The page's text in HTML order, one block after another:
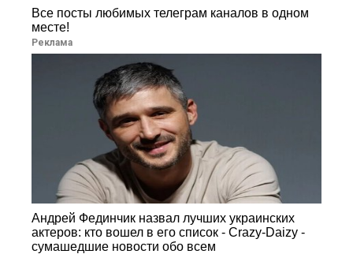
Все посты любимых телеграм каналов в одном
месте!
Реклама
Андрей Фединчик назвал лучших украинских
актеров: кто вошел в его список - Crazy-Daizy -
сумашедшие новости обо всем